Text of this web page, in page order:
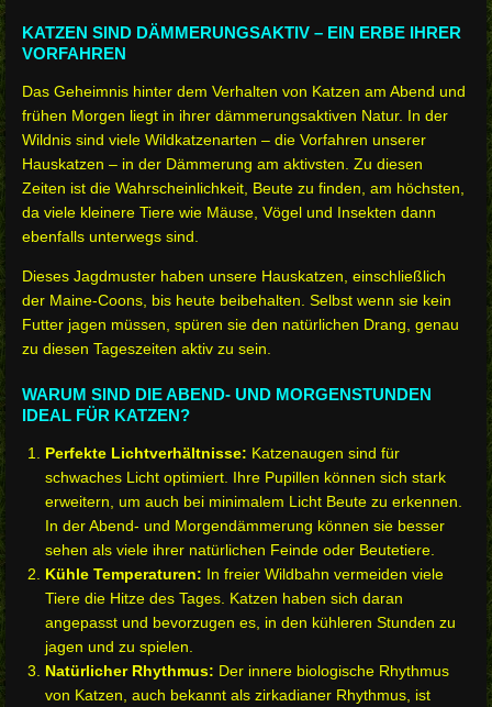
KATZEN SIND DÄMMERUNGSAKTIV – EIN ERBE IHRER
VORFAHREN
Das Geheimnis hinter dem Verhalten von Katzen am Abend und
frühen Morgen liegt in ihrer dämmerungsaktiven Natur. In der
Wildnis sind viele Wildkatzenarten – die Vorfahren unserer
Hauskatzen – in der Dämmerung am aktivsten. Zu diesen
Zeiten ist die Wahrscheinlichkeit, Beute zu finden, am höchsten,
da viele kleinere Tiere wie Mäuse, Vögel und Insekten dann
ebenfalls unterwegs sind.
Dieses Jagdmuster haben unsere Hauskatzen, einschließlich
der Maine-Coons, bis heute beibehalten. Selbst wenn sie kein
Futter jagen müssen, spüren sie den natürlichen Drang, genau
zu diesen Tageszeiten aktiv zu sein.
WARUM SIND DIE ABEND- UND MORGENSTUNDEN
IDEAL FÜR KATZEN?
Perfekte Lichtverhältnisse: Katzenaugen sind für
schwaches Licht optimiert. Ihre Pupillen können sich stark
erweitern, um auch bei minimalem Licht Beute zu erkennen.
In der Abend- und Morgendämmerung können sie besser
sehen als viele ihrer natürlichen Feinde oder Beutetiere.
Kühle Temperaturen: In freier Wildbahn vermeiden viele
Tiere die Hitze des Tages. Katzen haben sich daran
angepasst und bevorzugen es, in den kühleren Stunden zu
jagen und zu spielen.
Natürlicher Rhythmus: Der innere biologische Rhythmus
von Katzen, auch bekannt als zirkadianer Rhythmus, ist